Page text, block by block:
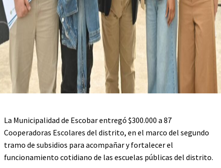
La Municipalidad de Escobar entregó $300.000 a 87
Cooperadoras Escolares del distrito, en el marco del segundo
tramo de subsidios para acompañar y fortalecer el
funcionamiento cotidiano de las escuelas públicas del distrito.